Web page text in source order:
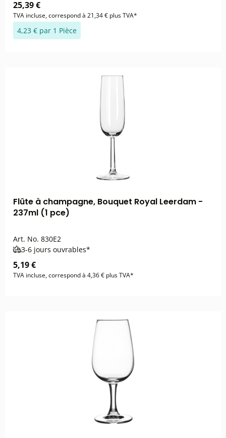
25,39 €
TVA incluse, correspond à 21,34 € plus TVA*
4,23 € par 1 Pièce
Flûte à champagne, Bouquet Royal Leerdam -
237ml (1 pce)
Art. No. 830E2
3-6 jours ouvrables*
5,19 €
TVA incluse, correspond à 4,36 € plus TVA*